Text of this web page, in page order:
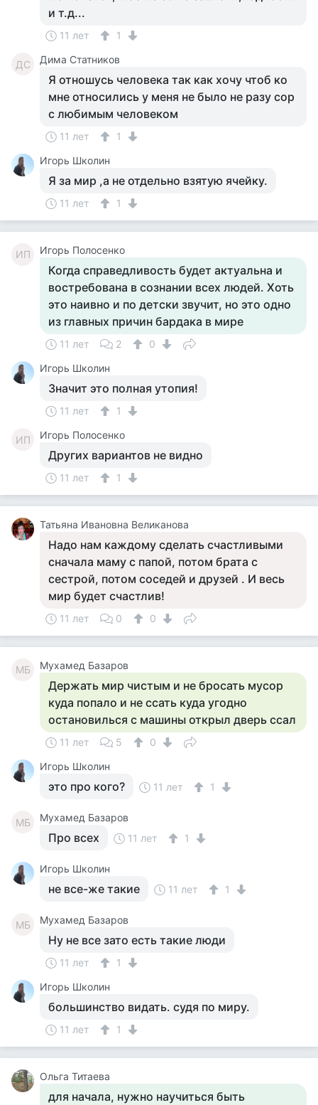
и т.д...
11 лет 1
ДС Дима Статников
Я отношусь человека так как хочу чтоб ко
мне относились у меня не было не разу сор
с любимым человеком
11 лет
1
Игорь Школин
Я за мир ,а не отдельно взятую ячейку.
11 лет 1
ИП Игорь Полосенко
Когда справедливость будет актуальна и
востребована в сознании всех людей. Хоть
это наивно и по детски звучит, но это одно
из главных причин бардака в мире
11 лет 2
0
Игорь Школин
Значит это полная утопия!
11 лет 1
ИП Игорь Полосенко
Других вариантов не видно
11 лет 1
Татьяна Ивановна Великанова
Надо нам каждому сделать счастливыми
сначала маму с папой, потом брата с
сестрой, потом соседей и друзей . И весь
мир будет счастлив!
11 лет 0 0
МБ Мухамед Базаров
Держать мир чистым и не бросать мусор
куда попало и не ссать куда угодно
остановилься с машины открыл дверь ссал
11 лет 5
0
Игорь Школин
это про кого? 11 лет 1
МБ Мухамед Базаров
Про всех 11 лет 1
Игорь Школин
не все-же такие 11 лет 1
МБ Мухамед Базаров
Ну не все зато есть такие люди
11 лет
1
Игорь Школин
большинство видать. судя по миру.
11 лет 1
Ольга Титаева
для начала, нужно научиться быть